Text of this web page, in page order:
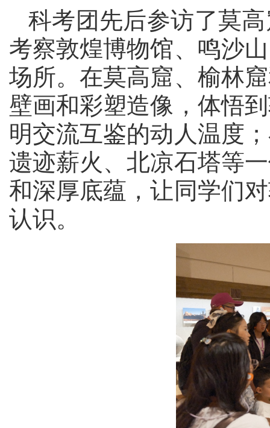
科考团先后参访了莫
考察敦煌博物馆、鸣沙
场所。在莫高窟、榆林
壁画和彩塑造像，体悟
明交流互鉴的动人温度
遗迹薪火、北凉石塔等
和深厚底蕴，让同学们
认识。